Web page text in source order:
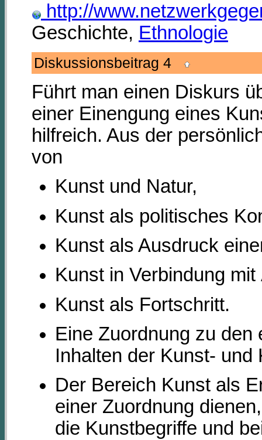
http://
Geschichte, Ethnologie
Diskussionsbeitrag 4
Führt man einen Diskurs
einer Einengung eines
hilfreich. Aus der
von
Kunst und Natur,
Kunst als politisches
Kunst als Ausdruck
Kunst in Verbindung
Kunst als Fortschritt.
Eine Zuordnung zu den
Inhalten der Kunst- und
Der Bereich Kunst als
einer Zuordnung
die Kunstbegriffe und